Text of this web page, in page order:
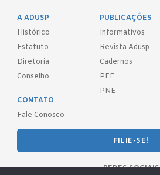
A ADUSP
Histórico
Estatuto
Diretoria
Conselho
PUBLICAÇÕES
Informativos
Revista Adusp
Cadernos
PEE
PNE
CONTATO
Fale Conosco
FILIE-SE!
REDES SOCIAIS